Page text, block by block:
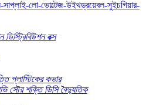
ডিস্ট্রিবিউশন বক্স
প্লাস্টিকের কভার
সৌর শক্তি ডিসি বৈদ্যুতিক